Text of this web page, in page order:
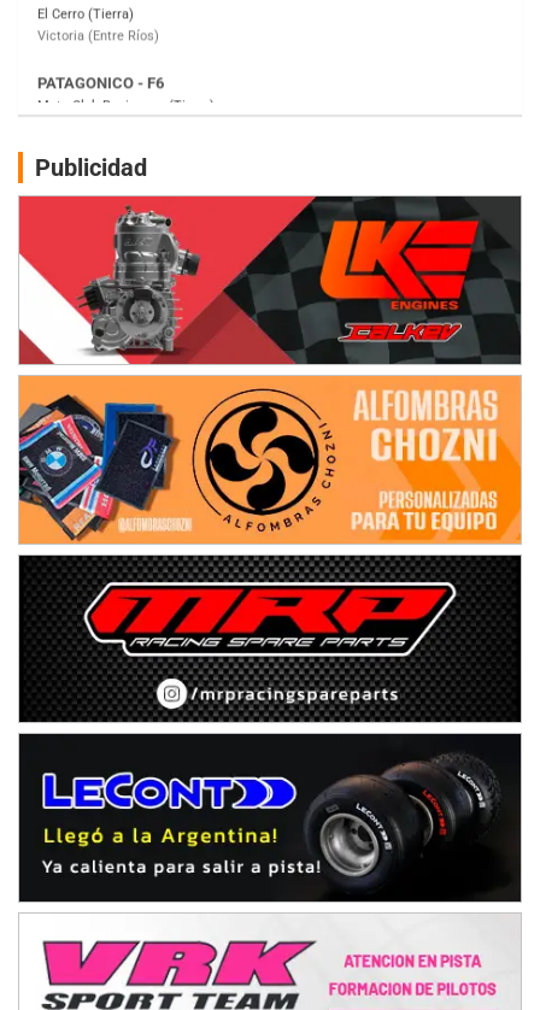
Gral. E. Godoy (Río Negro)
Juventud Unida (Tierra)
Humboldt (Santa Fe)
Ciudad de Avellaneda (Asfalto)
Avellaneda (Santa Fe)
SUR SANTAFESINO - F4
José Samuel Sánchez (Tierra)
Rufino (Santa Fe)
TUCUMANO - F5
Juan Navarro (Asfalto)
El Timbó (Tucumán)
COBERTURA ESPECIAL DE E-KART.COM.AR
08/09-AGO
IAME SERIES ARGENTINA 6
Ramiro Tot (Asfalto)
Baradero (Buenos Aires)
KDO - F6
Ciudad de Trenque Lauquen (Asfalto)
Trenque Lauquen (Buenos Aires)
ENTRERRIANO - F6 (POSTERGADA)
Parque de la Velocidad (Asfalto)
Villaguay (Entre Ríos)
El Cerro (Tierra)
Victoria (Entre Ríos)
Moto Club Reginense (Tierra)
Gral. E. Godoy (Río Negro)
CSK - F7
Juventud Unida (Tierra)
Humboldt (Santa Fe)
Publicidad